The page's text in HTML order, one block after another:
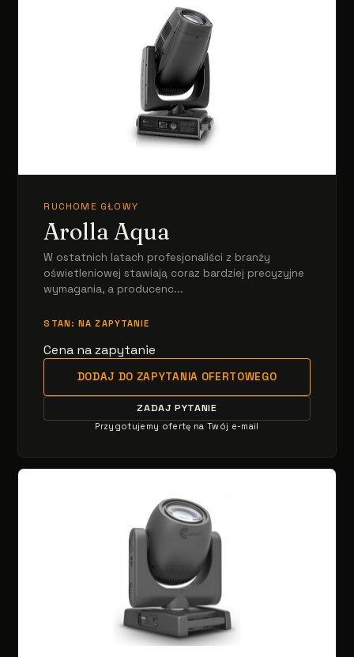
RUCHOME GŁOWY
Arolla Aqua
W ostatnich latach profesjonaliści z branży
oświetleniowej stawiają coraz bardziej precyzyjne
wymagania, a producenc...
STAN: NA ZAPYTANIE
Cena na zapytanie
DODAJ DO ZAPYTANIA OFERTOWEGO
ZADAJ PYTANIE
Przygotujemy ofertę na Twój e-mail